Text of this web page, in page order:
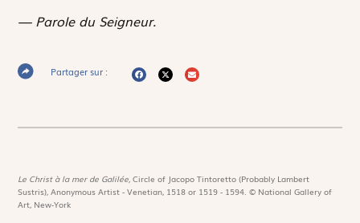
— Parole du Seigneur.
Partager sur :
Le Christ à la mer de Galilée,Circle of Jacopo Tintoretto (Probably Lambert
Sustris), Anonymous Artist - Venetian, 1518 or 1519 - 1594. © National Gallery of
Art, New-York